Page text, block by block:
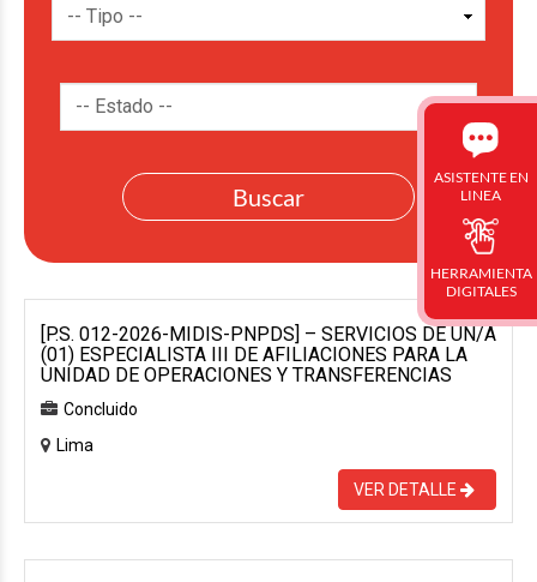
[P.S. 012-2026-MIDIS-PNPDS] – SERVICIOS DE UN/A
(01) ESPECIALISTA III DE AFILIACIONES PARA LA
UNIDAD DE OPERACIONES Y TRANSFERENCIAS
Concluido
Lima
VER DETALLE
ASISTENTE EN
LINEA
HERRAMIENTA
DIGITALES